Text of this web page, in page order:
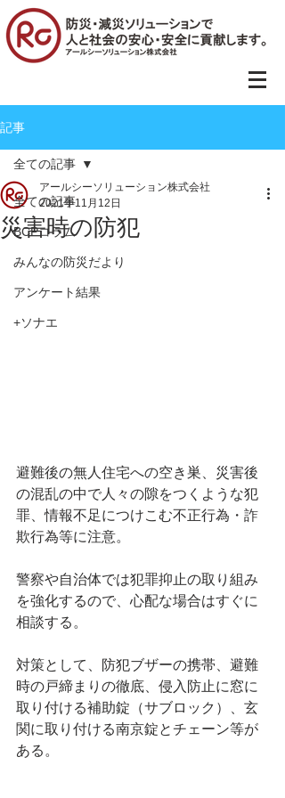
記事
全ての記事
BCPコラム
みんなの防災だより
アンケート結果
+ソナエ
全ての記事
災害時の防犯
アールシーソリューション株式会社
2021年11月12日
避難後の無人住宅への空き巣、災害後
の混乱の中で人々の隙をつくような犯
罪、情報不足につけこむ不正行為・詐
欺行為等に注意。
警察や自治体では犯罪抑止の取り組み
を強化するので、心配な場合はすぐに
相談する。
対策として、防犯ブザーの携帯、避難
時の戸締まりの徹底、侵入防止に窓に
取り付ける補助錠（サブロック）、玄
関に取り付ける南京錠とチェーン等が
ある。